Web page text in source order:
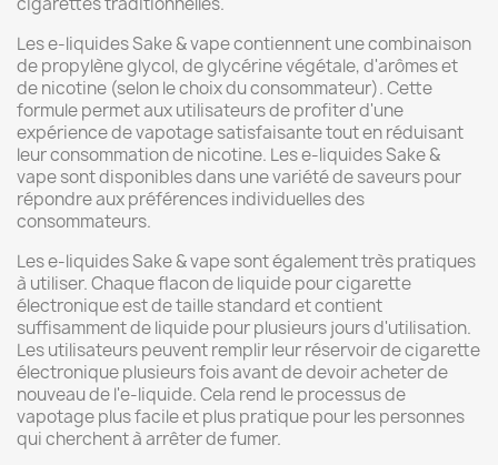
Les e-liquides Sake & vape contiennent une combinaison
de propylène glycol, de glycérine végétale, d'arômes et
de nicotine (selon le choix du consommateur). Cette
formule permet aux utilisateurs de profiter d'une
expérience de vapotage satisfaisante tout en réduisant
leur consommation de nicotine. Les e-liquides Sake &
vape sont disponibles dans une variété de saveurs pour
répondre aux préférences individuelles des
consommateurs.
Les e-liquides Sake & vape sont également très pratiques
à utiliser. Chaque flacon de liquide pour cigarette
électronique est de taille standard et contient
suffisamment de liquide pour plusieurs jours d'utilisation.
Les utilisateurs peuvent remplir leur réservoir de cigarette
électronique plusieurs fois avant de devoir acheter de
nouveau de l'e-liquide. Cela rend le processus de
vapotage plus facile et plus pratique pour les personnes
qui cherchent à arrêter de fumer.